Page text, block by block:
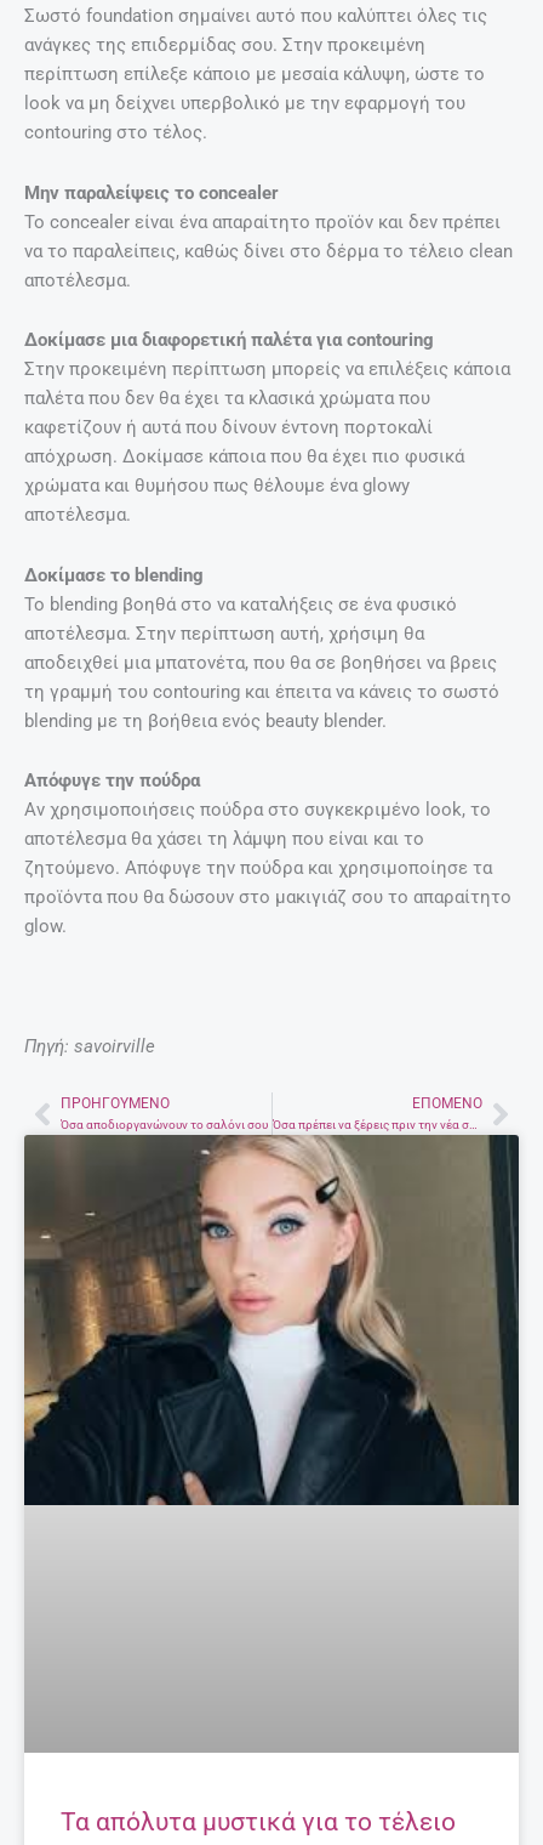
Σωστό foundation σημαίνει αυτό που καλύπτει όλες τις
ανάγκες της επιδερμίδας σου. Στην προκειμένη
περίπτωση επίλεξε κάποιο με μεσαία κάλυψη, ώστε το
look να μη δείχνει υπερβολικό με την εφαρμογή του
contouring στο τέλος.
Μην παραλείψεις το concealer
Το concealer είναι ένα απαραίτητο προϊόν και δεν πρέπει
να το παραλείπεις, καθώς δίνει στο δέρμα το τέλειο clean
αποτέλεσμα.
Δοκίμασε μια διαφορετική παλέτα για contouring
Στην προκειμένη περίπτωση μπορείς να επιλέξεις κάποια
παλέτα που δεν θα έχει τα κλασικά χρώματα που
καφετίζουν ή αυτά που δίνουν έντονη πορτοκαλί
απόχρωση. Δοκίμασε κάποια που θα έχει πιο φυσικά
χρώματα και θυμήσου πως θέλουμε ένα glowy
αποτέλεσμα.
Δοκίμασε το blending
Το blending βοηθά στο να καταλήξεις σε ένα φυσικό
αποτέλεσμα. Στην περίπτωση αυτή, χρήσιμη θα
αποδειχθεί μια μπατονέτα, που θα σε βοηθήσει να βρεις
τη γραμμή του contouring και έπειτα να κάνεις το σωστό
blending με τη βοήθεια ενός beauty blender.
Απόφυγε την πούδρα
Αν χρησιμοποιήσεις πούδρα στο συγκεκριμένο look, το
αποτέλεσμα θα χάσει τη λάμψη που είναι και το
ζητούμενο. Απόφυγε την πούδρα και χρησιμοποίησε τα
προϊόντα που θα δώσουν στο μακιγιάζ σου το απαραίτητο
glow.
Πηγή: savoirville
PrevΠΡΟΗΓΟΎΜΕΝΟ
Όσα αποδιοργανώνουν το σαλόνι σου
ΕΠΌΜΕΝΟ
Όσα πρέπει να ξέρεις πριν την νέα σεζόν του Game Of Thrones
Τα απόλυτα μυστικά για το τέλειο